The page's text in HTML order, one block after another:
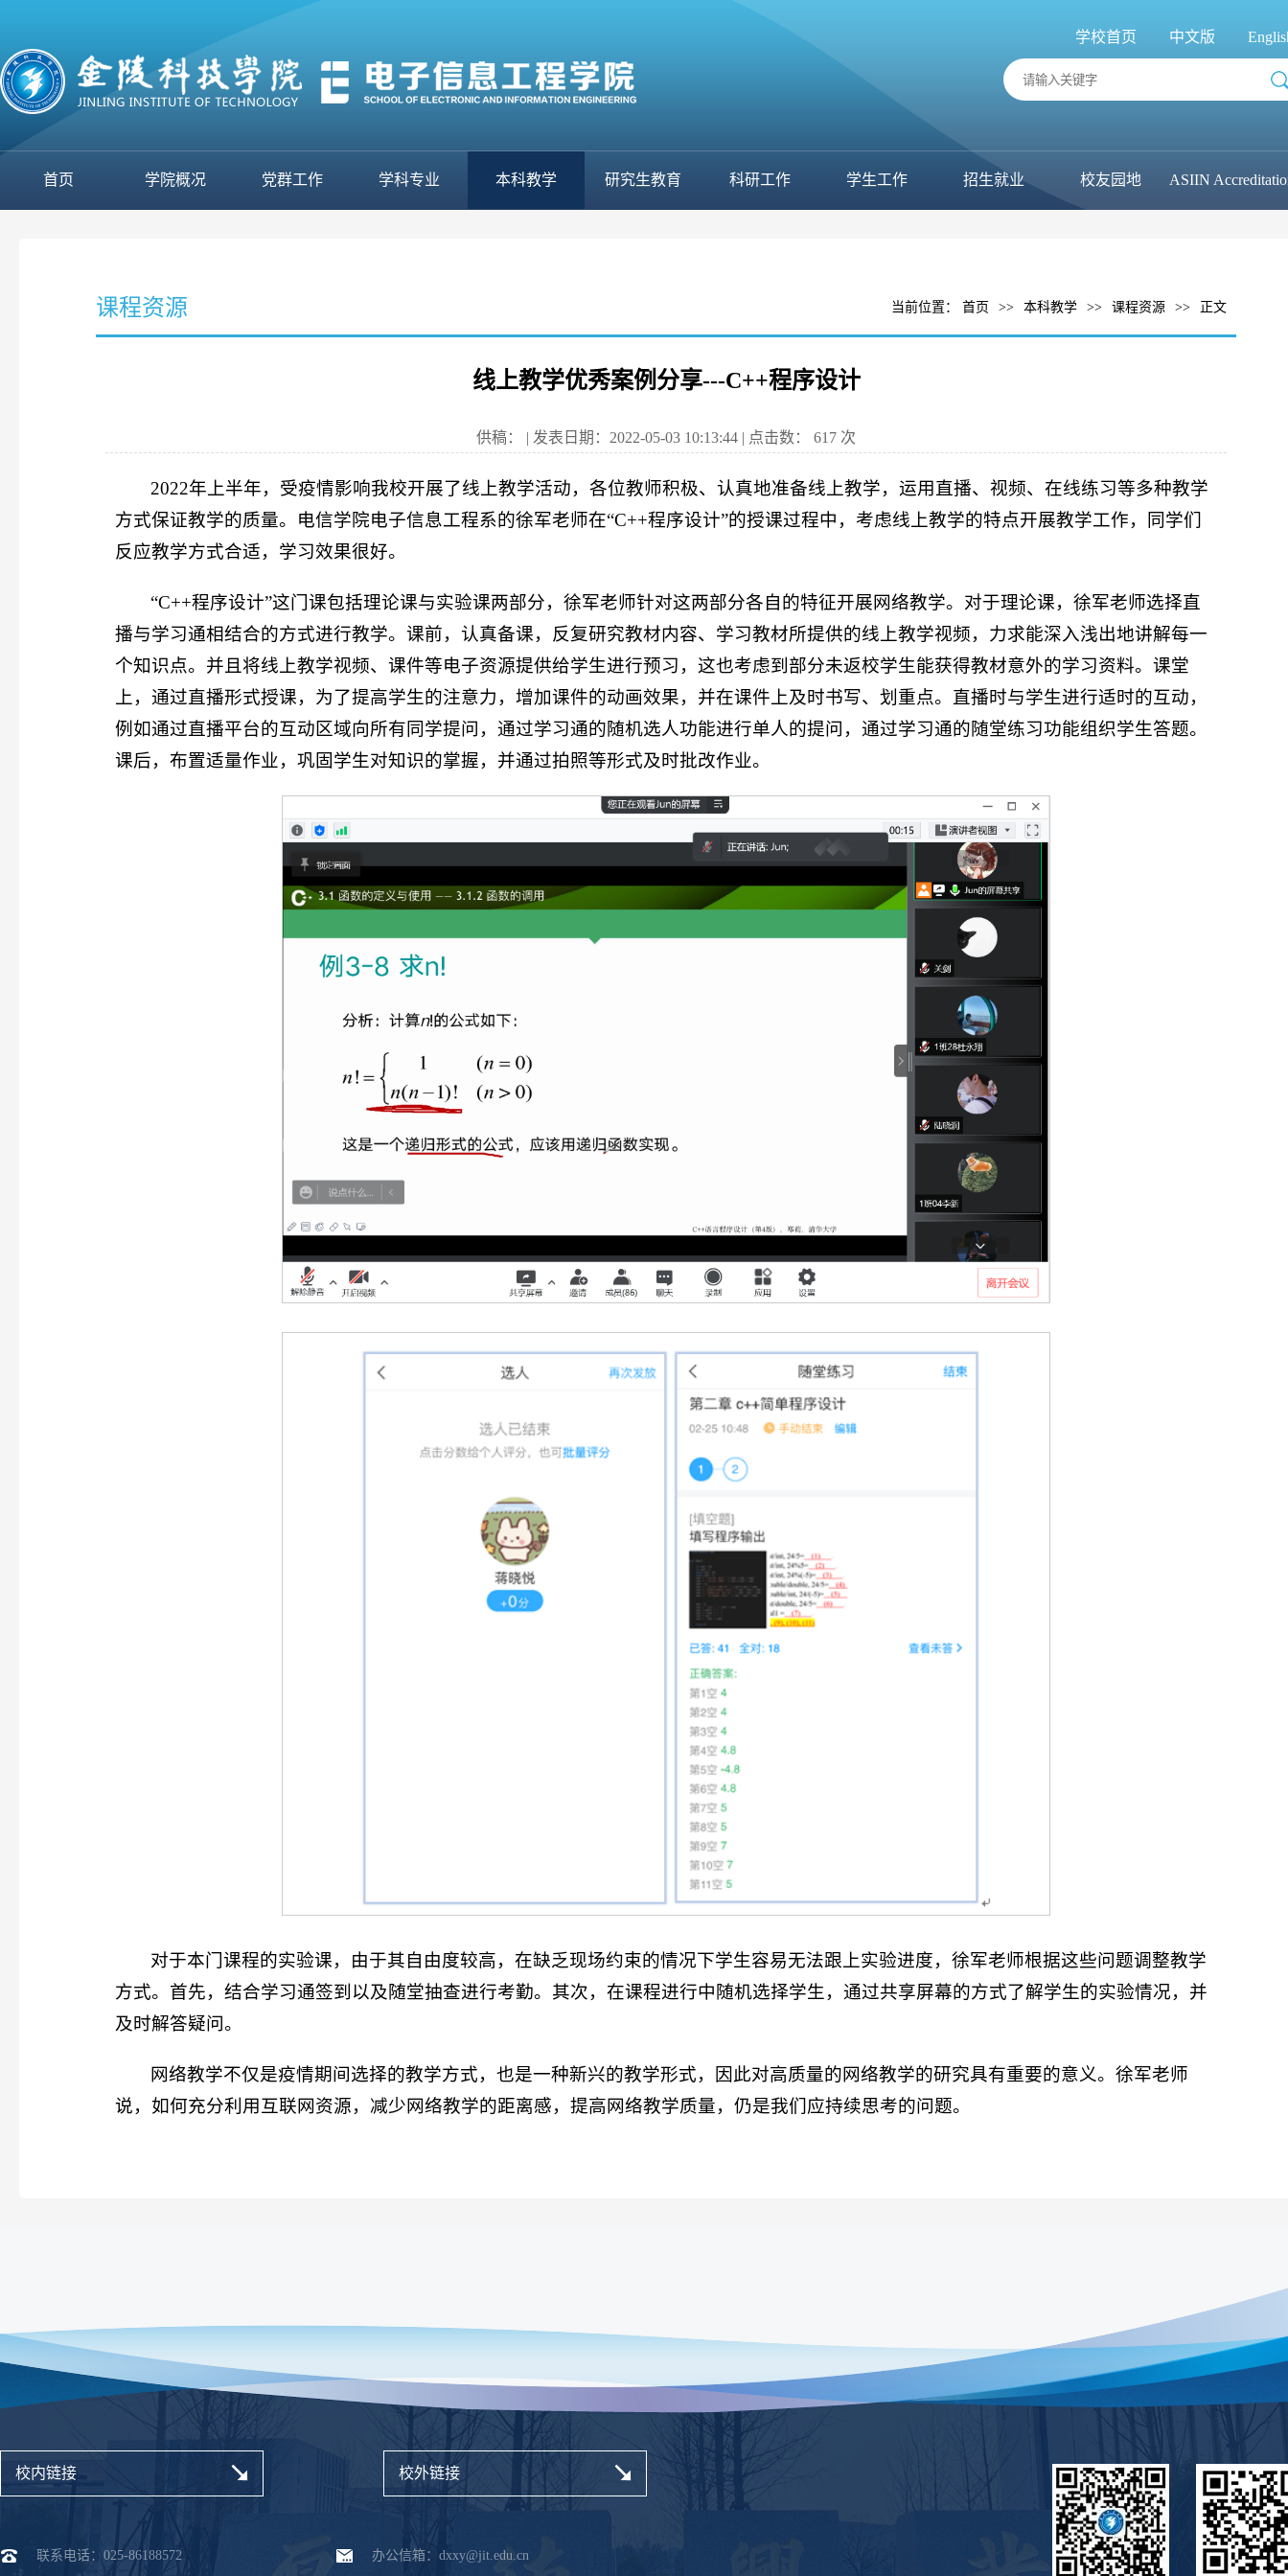
学校首页 中文版
首页 学院概况 党群工作 学科专业 本科教学 研究生教育 科研工作 学生工作 招生就业 校友园地 ASIIN
当前位置： 首页 >> 本科教学 >> 课程资源 >> 正文
课程资源
线上教学优秀案例分享---C++程序设计
供稿： | 发表日期：2022-05-03 10:13:44 | 点击数： 617 次
2022年上半年，受疫情影响我校开展了线上教学活动，各位教师积极、认真地准备线上教学，运用直播、视频、在线练习等多种教学
方式保证教学的质量。电信学院电子信息工程系的徐军老师在“C++程序设计”的授课过程中，考虑线上教学的特点开展教学工作，同学们
反应教学方式合适，学习效果很好。
“C++程序设计”这门课包括理论课与实验课两部分，徐军老师针对这两部分各自的特征开展网络教学。对于理论课，徐军老师选择直
播与学习通相结合的方式进行教学。课前，认真备课，反复研究教材内容、学习教材所提供的线上教学视频，力求能深入浅出地讲解每一
个知识点。并且将线上教学视频、课件等电子资源提供给学生进行预习，这也考虑到部分未返校学生能获得教材意外的学习资料。课堂
上，通过直播形式授课，为了提高学生的注意力，增加课件的动画效果，并在课件上及时书写、划重点。直播时与学生进行适时的互动，
例如通过直播平台的互动区域向所有同学提问，通过学习通的随机选人功能进行单人的提问，通过学习通的随堂练习功能组织学生答题。
课后，布置适量作业，巩固学生对知识的掌握，并通过拍照等形式及时批改作业。
对于本门课程的实验课，由于其自由度较高，在缺乏现场约束的情况下学生容易无法跟上实验进度，徐军老师根据这些问题调整教学
方式。首先，结合学习通签到以及随堂抽查进行考勤。其次，在课程进行中随机选择学生，通过共享屏幕的方式了解学生的实验情况，并
及时解答疑问。
网络教学不仅是疫情期间选择的教学方式，也是一种新兴的教学形式，因此对高质量的网络教学的研究具有重要的意义。徐军老师
说，如何充分利用互联网资源，减少网络教学的距离感，提高网络教学质量，仍是我们应持续思考的问题。
校内链接 校外链接
联系电话：025-86188572 办公信箱：dxxy@jit.edu.cn